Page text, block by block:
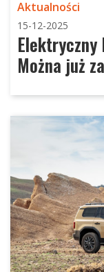
Aktualności
15-12-2025
Można już